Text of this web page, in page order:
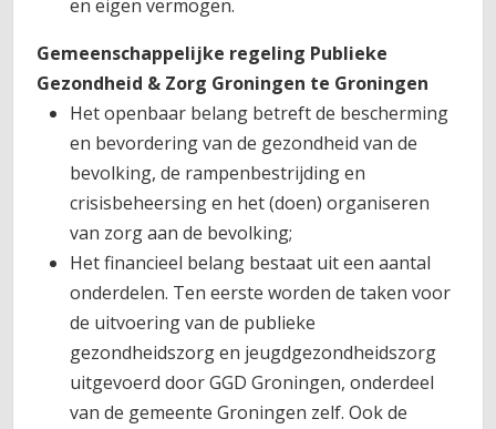
en eigen vermogen.
Gemeenschappelijke regeling Publieke
Gezondheid & Zorg Groningen te Groningen
Het openbaar belang betreft de bescherming
en bevordering van de gezondheid van de
bevolking, de rampenbestrijding en
crisisbeheersing en het (doen) organiseren
van zorg aan de bevolking;
Het financieel belang bestaat uit een aantal
onderdelen. Ten eerste worden de taken voor
de uitvoering van de publieke
gezondheidszorg en jeugdgezondheidszorg
uitgevoerd door GGD Groningen, onderdeel
van de gemeente Groningen zelf. Ook de